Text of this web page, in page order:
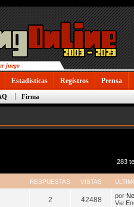
juego
Estadísticas Registros Prensa
Firma
283
RESPUESTAS VISTAS
2 42488 por
Vie